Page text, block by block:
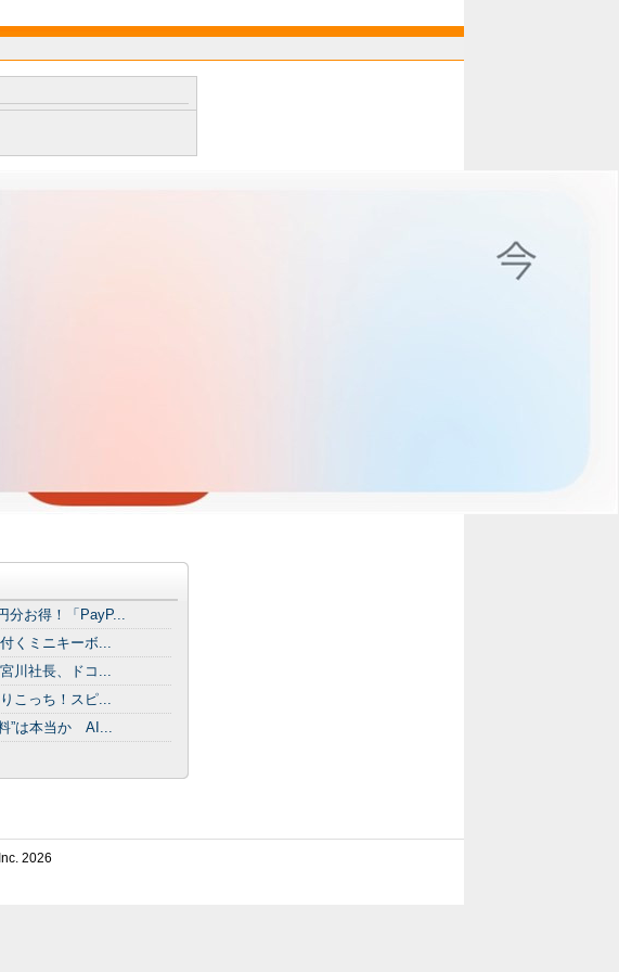
分お得！「PayP...
くミニキーボ...
川社長、ドコ...
こっち！スピ...
”は本当か AI...
2026